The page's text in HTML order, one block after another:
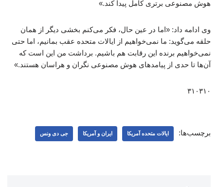
هوش مصنوعی برتری کامل پیدا کند.»
وی ادامه داد: «اما در عین حال، فکر می‌کنم بخشی دیگر از همان
حلقه می‌گوید: ما نمی‌خواهیم از ایالات متحده عقب بمانیم، اما حتی
نمی‌خواهیم برنده این رقابت هم باشیم. برداشت من این است که
آن‌ها تا حدی از پیامدهای هوش مصنوعی نگران و هراسان هستند.»
۳۱۰۳۱۰
برچسب‌ها: ایالات متحده آمریکا ایران و آمریکا جی دی ونس